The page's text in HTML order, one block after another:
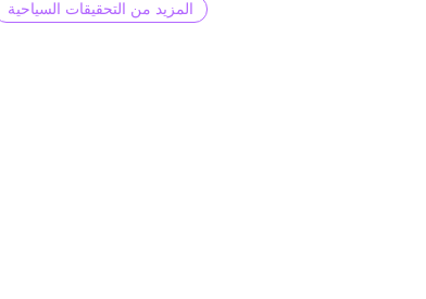
المزيد من التحقيقات السياحية